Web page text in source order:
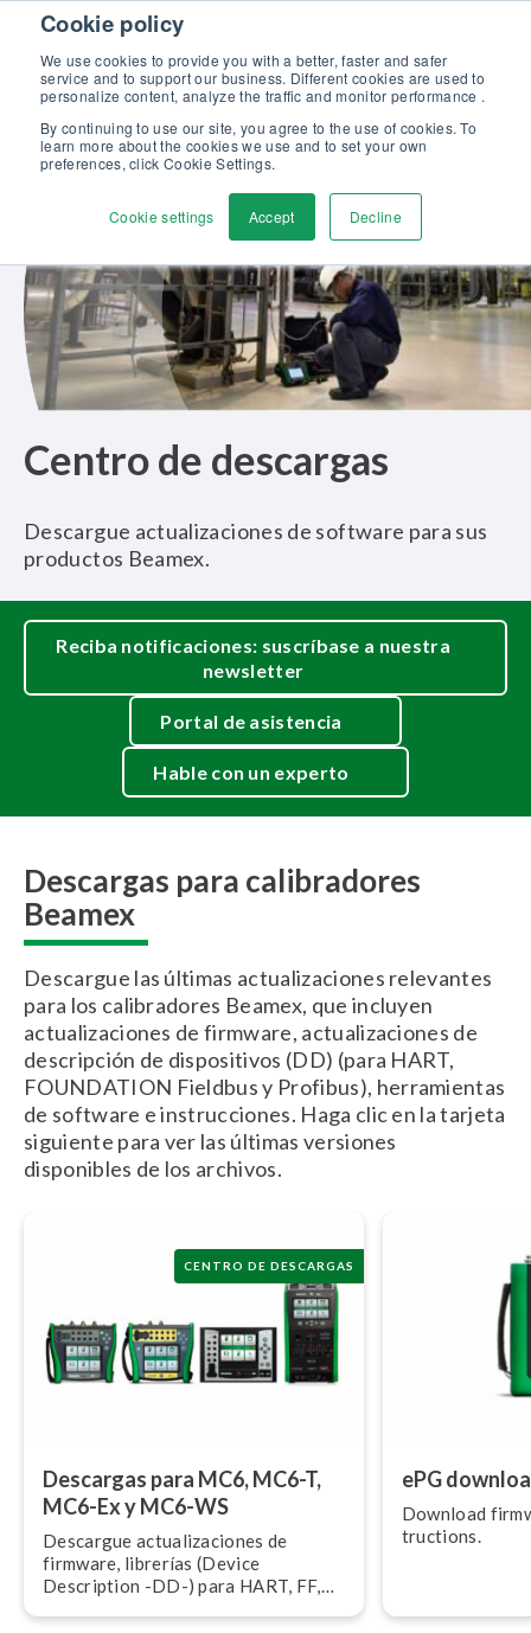
Cookie policy
We use cookies to provide you with a better, faster and safer
service and to support our business. Different cookies are used to
personalize content, analyze the traffic and monitor performance .
By continuing to use our site, you agree to the use of cookies. To
learn more about the cookies we use and to set your own
preferences, click Cookie Settings.
Cookie settings Accept Decline
Skip to content
Descubra nuestro nuevo catálogo Soluciones Beamex para la
Excelencia en Calibración >>
Contáctenos
Centro de descargas
Descargue actualizaciones de software para sus
productos Beamex.
Reciba notificaciones: suscríbase a nuestra
newsletter
Portal de asistencia
Hable con un experto
Descargas para calibradores
Beamex
Descargue las últimas actualizaciones relevantes
para los calibradores Beamex, que incluyen
actualizaciones de firmware, actualizaciones de
descripción de dispositivos (DD) (para HART,
FOUNDATION Fieldbus y Profibus), herramientas
de software e instrucciones. Haga clic en la tarjeta
siguiente para ver las últimas versiones
disponibles de los archivos.
CENTRO DE DESCARGAS
Descargas para MC6, MC6-T,
MC6-Ex y MC6-WS
Descargue ac­tua­li­za­cio­nes de
firmware, librerías (Device
Description -DD-) para HART, FF,
ePG
Download
tru­c­tio­ns.